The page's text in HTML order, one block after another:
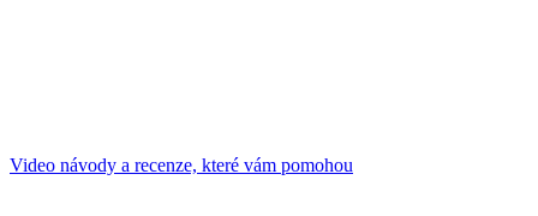
Video návody a recenze, které vám pomohou